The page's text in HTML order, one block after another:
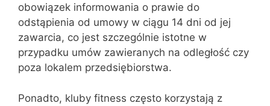
obowiązek informowania o prawie do
odstąpienia od umowy w ciągu 14 dni od jej
zawarcia, co jest szczególnie istotne w
przypadku umów zawieranych na odległość czy
poza lokalem przedsiębiorstwa.
Ponadto, kluby fitness często korzystają z